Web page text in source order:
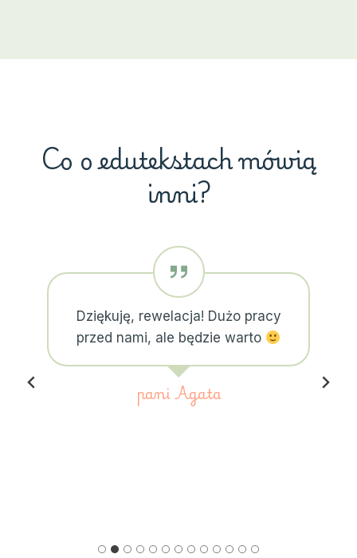
Co o edutekstach mówią
inni?
Dziękuję, rewelacja! Dużo pracy
przed nami, ale będzie warto
pani Agata